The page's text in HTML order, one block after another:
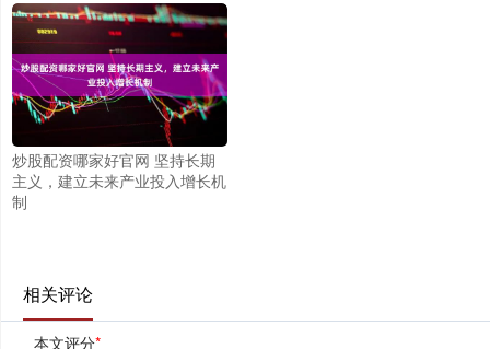
炒股配资哪家好官网 坚持长期
主义，建立未来产业投入增长机
制
相关评论
本文评分*